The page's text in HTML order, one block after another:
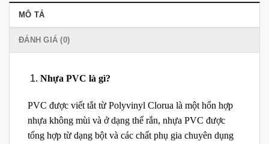
MÔ TẢ
ĐÁNH GIÁ (0)
Nhựa PVC là gì?
PVC được viết tắt từ Polyvinyl Clorua là một hổn hợp
nhựa không mùi và ở dạng thể rắn, nhựa PVC được
tổng hợp từ dạng bột và các chất phụ gia chuyên dụng